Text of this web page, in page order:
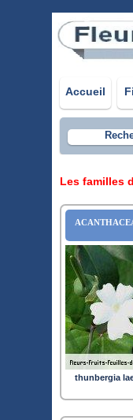
Accueil
Les familles
thunbergia